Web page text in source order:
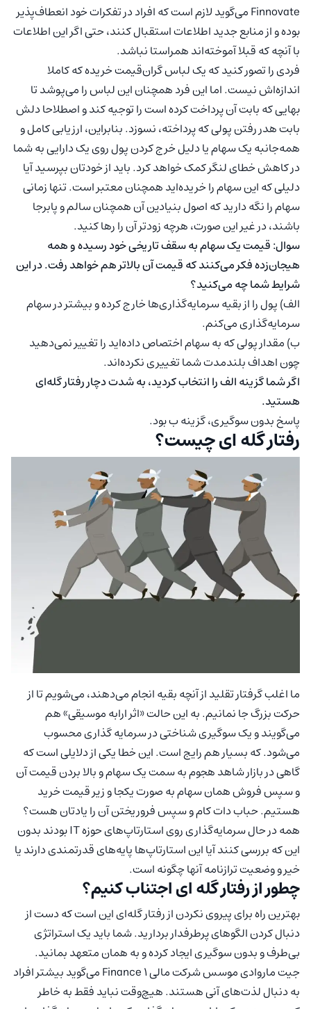
Finnovate می‌گوید لازم است که افراد در تفکرات خود انعطاف‌پذیر
بوده و از منابع جدید اطلاعات استقبال کنند، حتی اگر این اطلاعات
با آنچه که قبلا آموخته‌اند همراستا نباشد.
فردی را تصور کنید که یک لباس گران‌قیمت خریده که کاملا
اندازه‌اش نیست. اما این فرد همچنان این لباس را می‌پوشد تا
بهایی که بابت آن پرداخت کرده است را توجیه کند و اصطلاحا دلش
بابت هدر رفتن پولی که پرداخته، نسوزد. بنابراین، ارزیابی کامل و
همه‌جانبه یک سهام یا دلیل خرج کردن پول روی یک دارایی به شما
در کاهش خطای لنگر کمک خواهد کرد. باید از خودتان بپرسید آیا
دلیلی که این سهام را خریده‌اید همچنان معتبر است. تنها زمانی
سهام را نگه دارید که اصول بنیادین آن همچنان سالم و پابرجا
باشند، در غیر این صورت، هرچه زودتر آن را رها کنید.
سوال: قیمت یک سهام به سقف تاریخی خود رسیده و همه
هیجان‌زده فکر می‌کنند که قیمت آن بالاتر هم خواهد رفت. در این
شرایط شما چه می‌کنید؟
الف) پول را از بقیه سرمایه‌گذاری‌ها خارج کرده و بیشتر در سهام
سرمایه‌گذاری می‌کنم.
ب) مقدار پولی که به سهام اختصاص داده‌اید را تغییر نمی‌دهید
چون اهداف بلندمدت شما تغییری نکرده‌اند.
اگر شما گزینه الف را انتخاب کردید، به شدت دچار رفتار گله‌ای
هستید.
پاسخ بدون سوگیری، گزینه ب بود.
رفتار گله ای چیست؟
ما اغلب گرفتار تقلید از آنچه بقیه انجام می‌دهند، می‌شویم تا از
حرکت بزرگ جا نمانیم. به این حالت «اثر ارابه موسیقی» هم
می‌گویند و یک سوگیری شناختی در سرمایه گذاری محسوب
می‌شود. که بسیار هم رایج است. این خطا یکی از دلایلی است که
گاهی در بازار شاهد هجوم به سمت یک سهام و بالا بردن قیمت آن
و سپس فروش همان سهام به صورت یکجا و زیر قیمت خرید
هستیم. حباب دات کام و سپس فروریختن آن را یادتان هست؟
همه در حال سرمایه‌گذاری روی استارتاپ‌های حوزه IT بودند بدون
این که بررسی کنند آیا این استارتاپ‌ها پایه‌های قدرتمندی دارند یا
خیر و وضعیت ترازنامه آنها چگونه است.
چطور از رفتار گله ای اجتناب کنیم؟
بهترین راه برای پیروی نکردن از رفتار گله‌ای این است که دست از
دنبال کردن الگوهای پرطرفدار بردارید. شما باید یک استراتژی
بی‌طرف و بدون سوگیری ایجاد کرده و به همان متعهد بمانید.
جیت ماروادی موسس شرکت مالی 1 Finance می‌گوید بیشتر افراد
به دنبال لذت‌های آنی هستند. هیچ‌وقت نباید فقط به خاطر